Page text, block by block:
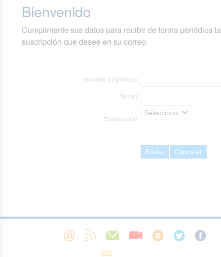
Bienvenido
Cumplimente sus datos para recibir de forma periódica
suscripción que desee en su correo.
*Nombre y Apellidos:
*Email:
*Suscripción:
Selecciona
Enviar Cancelar